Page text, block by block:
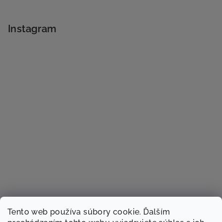
Tento web používa súbory cookie. Ďalším
Instagram